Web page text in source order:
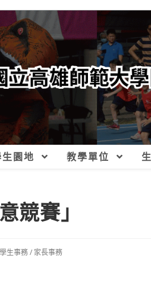
園地 教學單位
競賽」
學生事務/ 家長事務